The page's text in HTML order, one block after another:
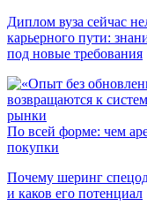
Диплом вуза сейчас
карьерного пути:
под новые требования
рынки
По всей форме: чем
покупки
Почему шеринг
и каков его потенциал